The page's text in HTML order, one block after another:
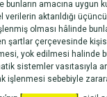
amacına uygun
verilerin aktarıldığı
olması hâlinde
şartlar çerçevesinde
yok edilmesi halinde
sistemler vasıtasıyla
işlenmesi sebebiyle